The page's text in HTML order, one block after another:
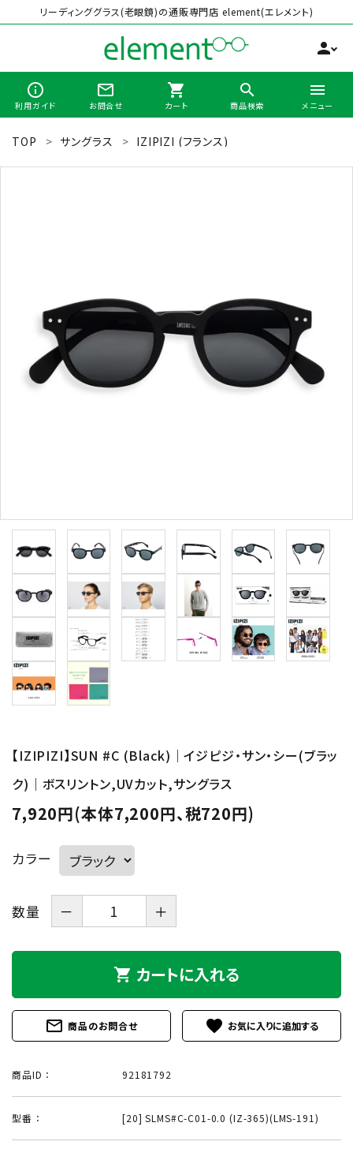
リーディンググラス(老眼鏡)の通販専門店 element(エレメント)
person
info_outline
利用ガイド
mail_outline
お問合せ
shopping_cart
カート
search
商品検索
menu
メニュー
search
カテゴリーから選ぶ
ブランドから選ぶ
形から選ぶ
コンテンツ
INFORMATION
ACCOUNT MENU
ようこそ 会員名 様
meeting_room ログイン
TOP サングラス IZIPIZI (フランス)
【IZIPIZI】SUN #C (Black)｜イジピジ・サン・シー(ブラッ
ク)｜ボスリントン,UVカット,サングラス
7,920円(本体7,200円、税720円)
カラー
数量 － ＋
shopping_cart カートに入れる
mail_outline 商品のお問合せ favorite
商品ID ： 92181792
型番 ： [20] SLMS#C-C01-0.0 (IZ-365)(LMS-191)